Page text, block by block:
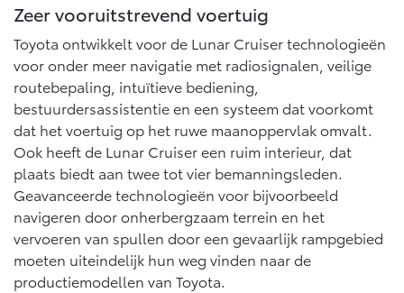
Vanaf € 46.301,- Vanaf € 56.570,-
Land Cruiser (excl. BTW)
Vanaf € 89.986,-
Zeer vooruitstrevend voertuig
Toyota ontwikkelt voor de Lunar Cruiser technologieën
voor onder meer navigatie met radiosignalen, veilige
routebepaling, intuïtieve bediening,
bestuurdersassistentie en een systeem dat voorkomt
dat het voertuig op het ruwe maanoppervlak omvalt.
Ook heeft de Lunar Cruiser een ruim interieur, dat
plaats biedt aan twee tot vier bemanningsleden.
Geavanceerde technologieën voor bijvoorbeeld
navigeren door onherbergzaam terrein en het
vervoeren van spullen door een gevaarlijk rampgebied
moeten uiteindelijk hun weg vinden naar de
productiemodellen van Toyota.